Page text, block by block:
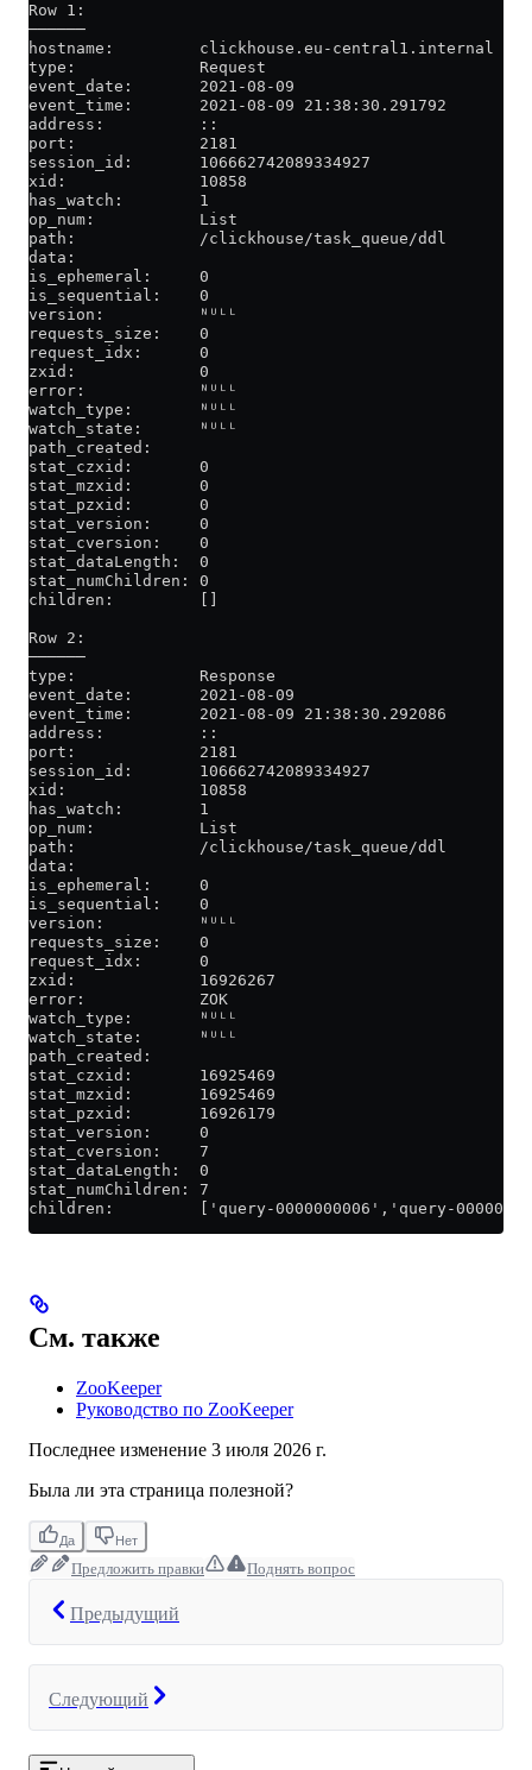
Row 1:
──────
hostname:         clickhouse.eu-central1.internal
type:             Request
event_date:       2021-08-09
event_time:       2021-08-09 21:38:30.291792
address:          ::
port:             2181
session_id:       106662742089334927
xid:              10858
has_watch:        1
op_num:           List
path:             /clickhouse/task_queue/ddl
data:
is_ephemeral:     0
is_sequential:    0
version:          ᴺᵁᴸᴸ
requests_size:    0
request_idx:      0
zxid:             0
error:            ᴺᵁᴸᴸ
watch_type:       ᴺᵁᴸᴸ
watch_state:      ᴺᵁᴸᴸ
path_created:
stat_czxid:       0
stat_mzxid:       0
stat_pzxid:       0
stat_version:     0
stat_cversion:    0
stat_dataLength:  0
stat_numChildren: 0
children:         []
Row 2:
──────
type:             Response
event_date:       2021-08-09
event_time:       2021-08-09 21:38:30.292086
address:          ::
port:             2181
session_id:       106662742089334927
xid:              10858
has_watch:        1
op_num:           List
path:             /clickhouse/task_queue/ddl
data:
is_ephemeral:     0
is_sequential:    0
version:          ᴺᵁᴸᴸ
requests_size:    0
request_idx:      0
zxid:             16926267
error:            ZOK
watch_type:       ᴺᵁᴸᴸ
watch_state:      ᴺᵁᴸᴸ
path_created:
stat_czxid:       16925469
stat_mzxid:       16925469
stat_pzxid:       16926179
stat_version:     0
stat_cversion:    7
stat_dataLength:  0
stat_numChildren: 7
children:         ['query-0000000006','query-
См. также
ZooKeeper
Руководство по ZooKeeper
Последнее изменение 3 июля 2026 г.
Была ли эта страница полезной?
Да Нет
Предложить правки Поднять вопрос
Предыдущий
Следующий